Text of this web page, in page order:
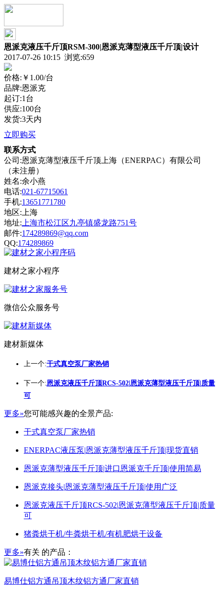
恩派克液压千斤顶RSM-300|恩派克薄型液压千斤顶|设计
2017-07-26 10:15 浏览:659
价格: ￥1.00/台
品牌:恩派克
起订:1台
供应:100台
发货:3天内
立即购买
联系方式
公司:恩派克薄型液压千斤顶上海（ENERPAC）有限公司
（未注册）
姓名:余小燕
电话:021-67715061
手机:13651771780
地区:上海
地址: 上海市松江区九亭镇盛龙路751号
邮件:174289869@qq.com
QQ:174289869
建材之家小程序
微信公众服务号
建材新媒体
上一个:干式真空泵厂家热销
下一个:恩派克液压千斤顶RCS-502|恩派克薄型液压千斤顶|质量
可
更多»您可能感兴趣的全景产品:
干式真空泵厂家热销
ENERPAC液压泵|恩派克薄型液压千斤顶|现货直销
恩派克薄型液压千斤顶|进口恩派克千斤顶|使用简易
恩派克接头|恩派克薄型液压千斤顶|使用广泛
恩派克液压千斤顶RCS-502|恩派克薄型液压千斤顶|质量
可
猪粪烘干机/牛粪烘干机/有机肥烘干设备
更多»有关 的产品：
易博仕铝方通吊顶木纹铝方通厂家直销